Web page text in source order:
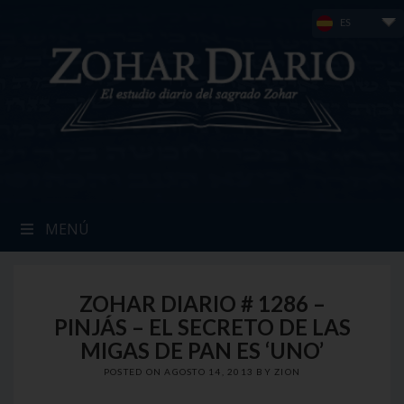
ES
MENÚ
ZOHAR DIARIO # 1286 –
PINJÁS – EL SECRETO DE LAS
MIGAS DE PAN ES ‘UNO’
POSTED ON AGOSTO 14, 2013 BY ZION